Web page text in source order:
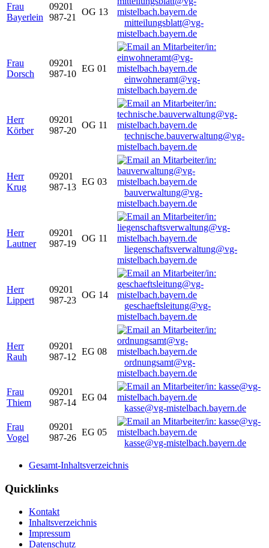
Frau
Bayerlein
09201
987-21
OG 13
mitteilungsblatt@vg-
mistelbach.bayern.de
Frau
Dorsch
09201
987-10
EG 01
einwohneramt@vg-
mistelbach.bayern.de
Herr
Körber
09201
987-20
OG 11
technische.bauverwaltung@vg-
mistelbach.bayern.de
Herr
Krug
09201
987-13
EG 03
bauverwaltung@vg-
mistelbach.bayern.de
Herr
Lautner
09201
987-19
OG 11
liegenschaftsverwaltung@vg-
mistelbach.bayern.de
Herr
Lippert
09201
987-23
OG 14
geschaeftsleitung@vg-
mistelbach.bayern.de
Herr
Rauh
09201
987-12
EG 08
ordnungsamt@vg-
mistelbach.bayern.de
Frau
Thiem
09201
987-14
EG 04
kasse@vg-mistelbach.bayern.de
Frau
Vogel
09201
987-26
EG 05
kasse@vg-mistelbach.bayern.de
Gesamt-Inhaltsverzeichnis
Quicklinks
Kontakt
Inhaltsverzeichnis
Impressum
Datenschutz